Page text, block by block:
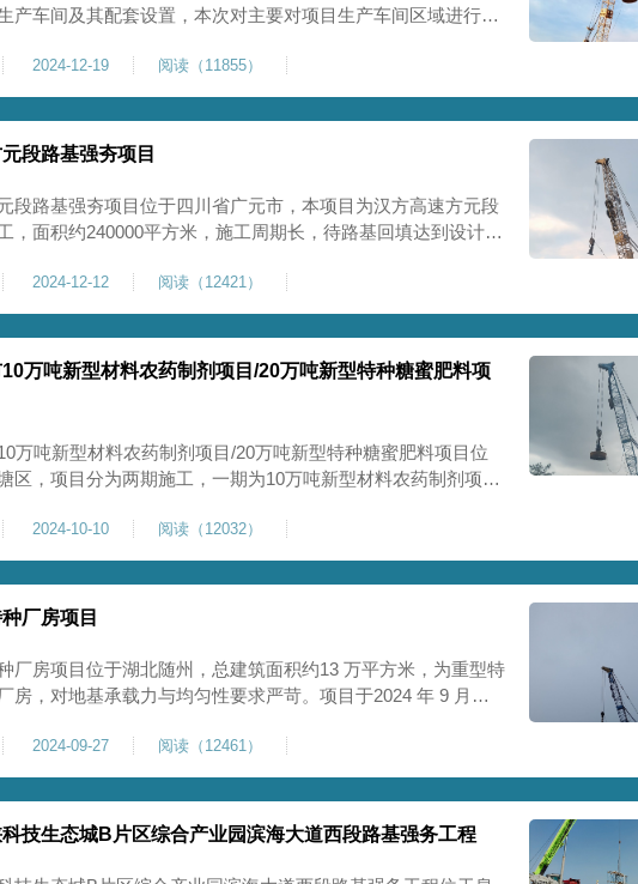
产车间及其配套设置，本次对主要对项目生产车间区域进行强
于2024年12月15日组织设备人员进场，设备型号为
，施工作业人员按照设计严格施工。
2024-12-19 阅读（11855）
段路基强夯项目
段路基强夯项目位于四川省广元市，本项目为汉方高速方元段
，面积约240000平方米，施工周期长，待路基回填达到设计标
备人员进场，按照图纸设计施工。
2024-12-12 阅读（12421）
万吨新型材料农药制剂项目/20万吨新型特种糖蜜肥料项
万吨新型材料农药制剂项目/20万吨新型特种糖蜜肥料项目位
区，项目分为两期施工，一期为10万吨新型材料农药制剂项目
施工两种施工模式。为确保后期地基使用要求，单独对基础承
行置换加强夯，其他区域采用
2024-10-10 阅读（12032）
厂房项目
厂房项目位于湖北随州，总建筑面积约13 万平方米，为重型特
房，对地基承载力与均匀性要求严苛。项目于2024 年 9 月正
实度与承载性能，满足重载车间、设备基础与行车轨道的长期
。项目严格遵循强夯地基处
2024-09-27 阅读（12461）
技生态城B片区综合产业园滨海大道西段路基强务工程